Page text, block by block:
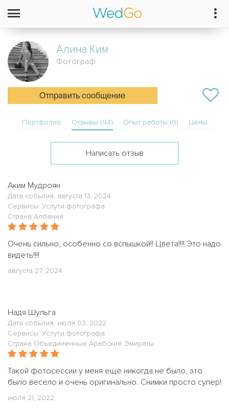
Алина Ким
Фотограф
Отправить сообщение
Портфолио Отзывы (94) Опыт работы (0) Цены
Написать отзыв
Аким Мудроян
Дата события: августа 13, 2024
Сервисы: Услуги фотографа
Страна Албания
Очень сильно, особенно со вспышкой!! Цвета!!!! Это надо
видеть!!!!
августа 27, 2024
Надя Шульга
Дата события: июля 03, 2022
Сервисы: Услуги фотографа
Страна Объединенные Арабские Эмираты
Такой фотосессии у меня еще никогда не было, это
было весело и очень оригинально. Снимки просто супер!
июля 21, 2022